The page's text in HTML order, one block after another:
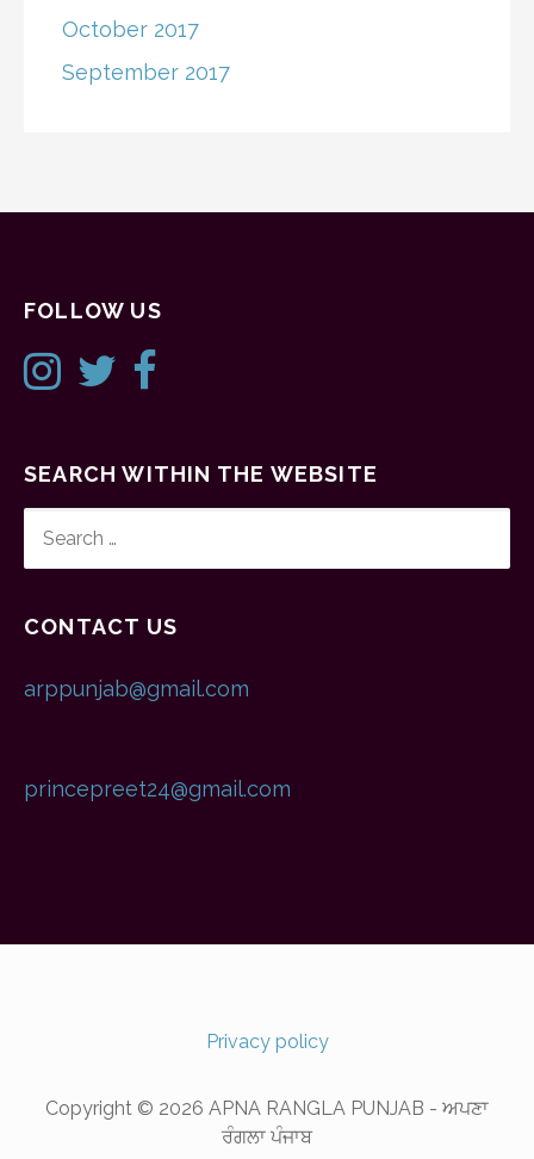
October 2017
September 2017
FOLLOW US
SEARCH WITHIN THE WEBSITE
FOR:
CONTACT US
arppunjab@gmail.com
princepreet24@gmail.com
Privacy policy
Copyright © 2026 APNA RANGLA PUNJAB - ਅਪਣਾ
ਰੰਗਲਾ ਪੰਜਾਬ